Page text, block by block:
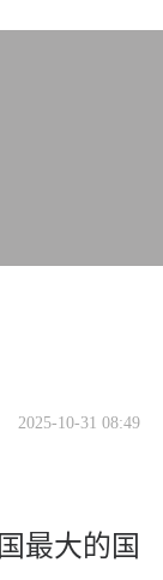
2025-10-31 08:49
最大的国